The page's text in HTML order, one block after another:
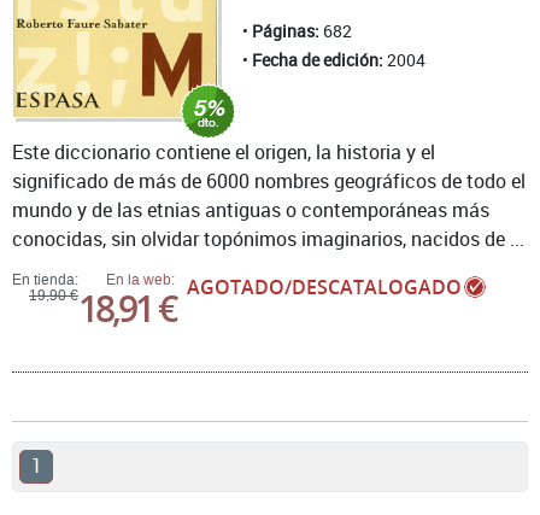
Páginas: 682
Fecha de edición: 2004
En tienda:
19,90 €
En la web:
18,91 € AGOTADO/DESCATALOGADO
Este diccionario contiene el origen, la historia y el
significado de más de 6000 nombres geográficos de todo el
mundo y de las etnias antiguas o contemporáneas más
conocidas, sin olvidar topónimos imaginarios, nacidos de ...
1